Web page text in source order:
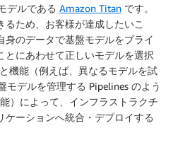
デルである Amazon Titan です。
ため、お客様が達成したいこ
身のデータで基盤モデルをプライ
とにあわせて正しいモデルを選択
機能（例えば、異なるモデルを試
モデルを管理する Pipelines のよう
）によって、インフラストラクチ
ケーションへ統合・デプロイする